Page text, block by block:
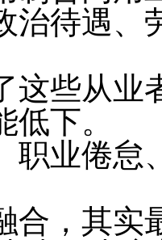
治待遇、
这些从业
下。
职业倦怠
合，其实